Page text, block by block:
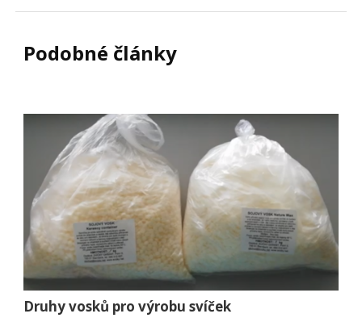
Podobné články
Druhy vosků pro výrobu svíček